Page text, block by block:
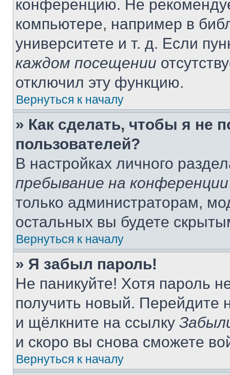
конференцию. Не
компьютере, например в
университете и т. д. Если
каждом посещении
отключил эту функцию.
Вернуться к началу
» Как сделать, чтобы я не
пользователей?
В настройках личного
пребывание на конференции
только администраторам,
остальных вы будете
Вернуться к началу
» Я забыл пароль!
Не паникуйте! Хотя пароль
получить новый. Перейдите
и щёлкните на ссылку
и скоро вы снова сможете
Вернуться к началу